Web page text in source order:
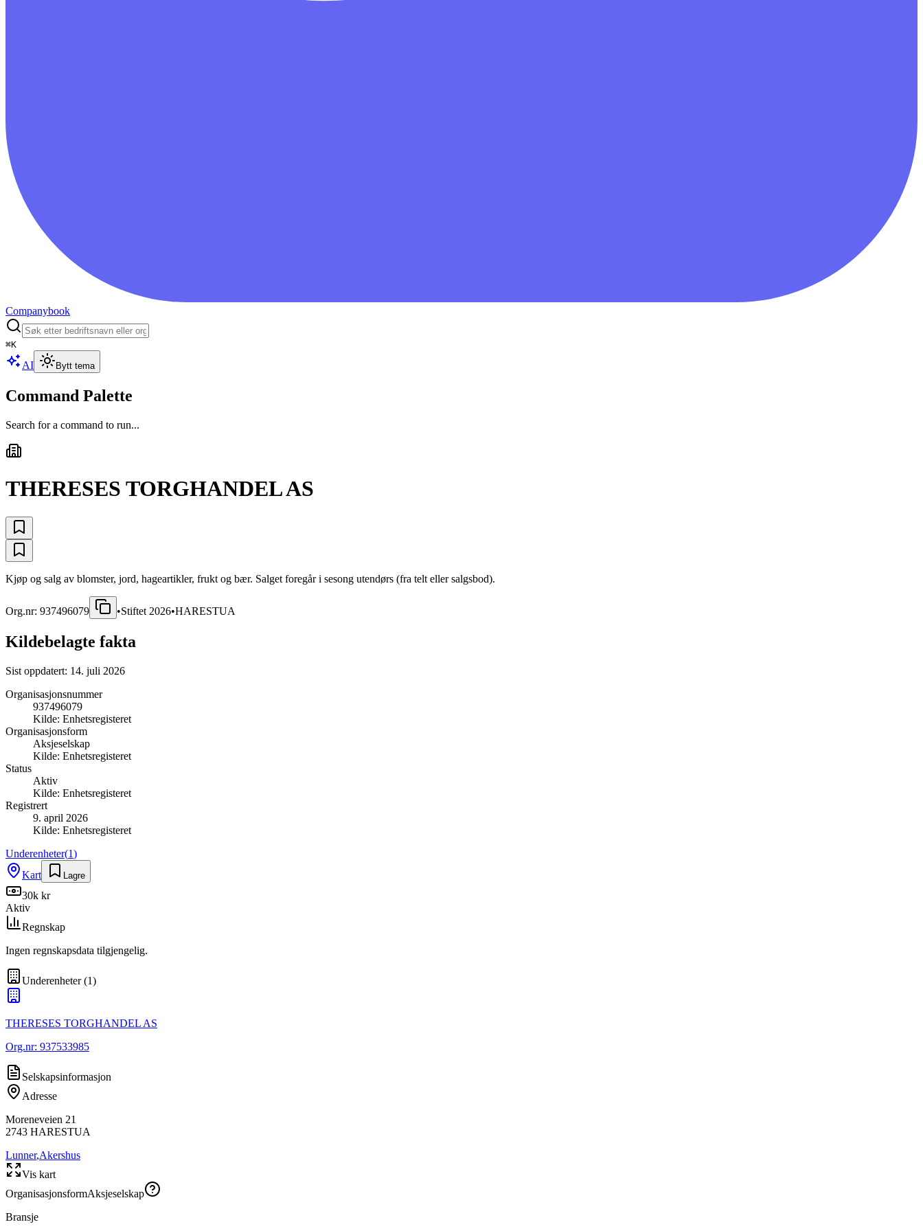
Companybook
⌘K
AI Bytt tema
Command Palette
Search for a command to run...
THERESES TORGHANDEL AS
Kjøp og salg av blomster, jord, hageartikler, frukt og bær. Salget foregår i sesong utendørs (fra telt eller salgsbod).
Org.nr: 937496079 •Stiftet 2026•HARESTUA
Kildebelagte fakta
Sist oppdatert: 14. juli 2026
Organisasjonsnummer
937496079
Kilde: Enhetsregisteret
Organisasjonsform
Aksjeselskap
Kilde: Enhetsregisteret
Status
Aktiv
Kilde: Enhetsregisteret
Registrert
9. april 2026
Kilde: Enhetsregisteret
Underenheter(1)
Kart
Lagre
30k kr
Aktiv
Regnskap
Ingen regnskapsdata tilgjengelig.
Underenheter(1)
THERESES TORGHANDEL AS
Org.nr: 937533985
Selskapsinformasjon
Adresse
Moreneveien 21
2743 HARESTUA
Lunner,Akershus
Vis kart
OrganisasjonsformAksjeselskap
Bransje